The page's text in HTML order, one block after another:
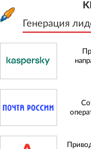
Генерация